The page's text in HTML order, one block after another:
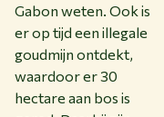
Gabon weten. Ook is
er op tijd een illegale
goudmijn ontdekt,
waardoor er 30
hectare aan bos is